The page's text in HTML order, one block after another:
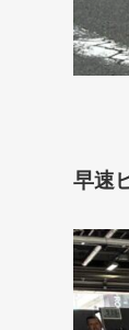
早速